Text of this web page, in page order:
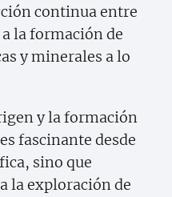
continua entre
la formación de
y minerales a lo
y la formación
fascinante desde
sino que
la exploración de